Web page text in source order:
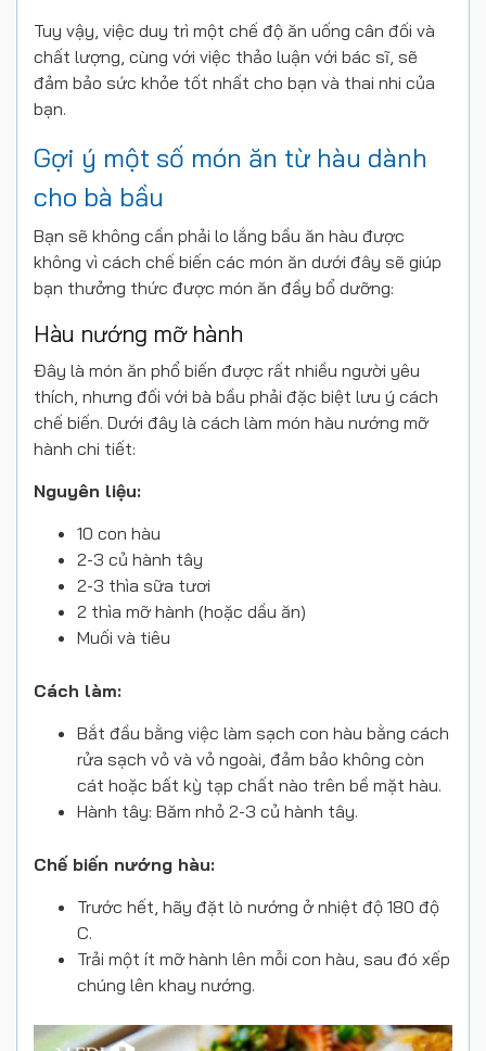
Tuy vậy, việc duy trì một chế độ ăn uống cân đối và
chất lượng, cùng với việc thảo luận với bác sĩ, sẽ
đảm bảo sức khỏe tốt nhất cho bạn và thai nhi của
bạn.
Gợi ý một số món ăn từ hàu dành
cho bà bầu
Bạn sẽ không cần phải lo lắng bầu ăn hàu được
không vì cách chế biến các món ăn dưới đây sẽ giúp
bạn thưởng thức được món ăn đầy bổ dưỡng:
Hàu nướng mỡ hành
Đây là món ăn phổ biến được rất nhiều người yêu
thích, nhưng đối với bà bầu phải đặc biệt lưu ý cách
chế biến. Dưới đây là cách làm món hàu nướng mỡ
hành chi tiết:
Nguyên liệu:
10 con hàu
2-3 củ hành tây
2-3 thìa sữa tươi
2 thìa mỡ hành (hoặc dầu ăn)
Muối và tiêu
Cách làm:
Bắt đầu bằng việc làm sạch con hàu bằng cách
rửa sạch vỏ và vỏ ngoài, đảm bảo không còn
cát hoặc bất kỳ tạp chất nào trên bề mặt hàu.
Hành tây: Băm nhỏ 2-3 củ hành tây.
Chế biến nướng hàu:
Trước hết, hãy đặt lò nướng ở nhiệt độ 180 độ
C.
Trải một ít mỡ hành lên mỗi con hàu, sau đó xếp
chúng lên khay nướng.